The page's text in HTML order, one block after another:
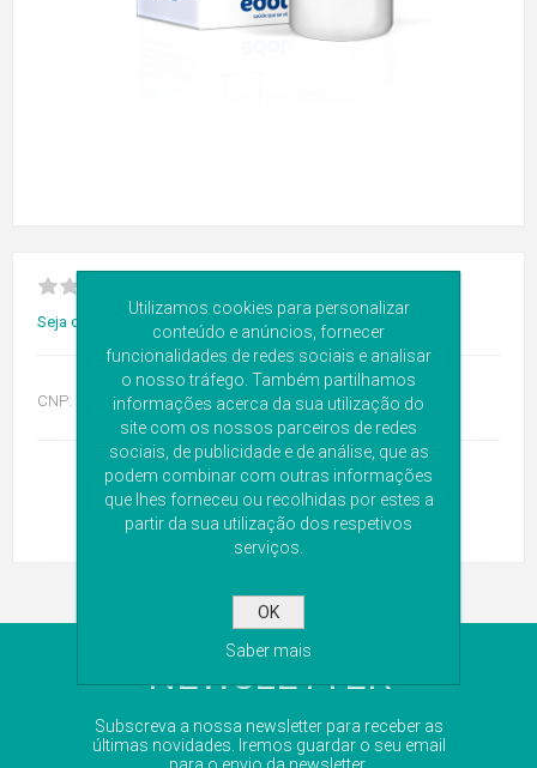
Seja o primeiro a avaliar este produto
CNP: 7394114
NEWSLETTER
Subscreva a nossa newsletter para receber as
últimas novidades. Iremos guardar o seu email
para o envio da newsletter.
Utilizamos cookies para personalizar
conteúdo e anúncios, fornecer
funcionalidades de redes sociais e analisar
o nosso tráfego. Também partilhamos
informações acerca da sua utilização do
site com os nossos parceiros de redes
sociais, de publicidade e de análise, que as
podem combinar com outras informações
que lhes forneceu ou recolhidas por estes a
partir da sua utilização dos respetivos
serviços.
OK
Saber mais